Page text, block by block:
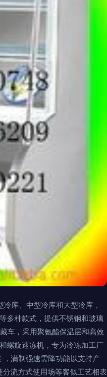
冷库、中型冷库和大型冷库，
多种款式，提供不锈钢和玻璃
车，采用聚氨酯保温层和高效
螺旋速冻机，专为冷冻加工厂
，满制强速需降功能以支持产
分流方式使用场等客似工艺相表